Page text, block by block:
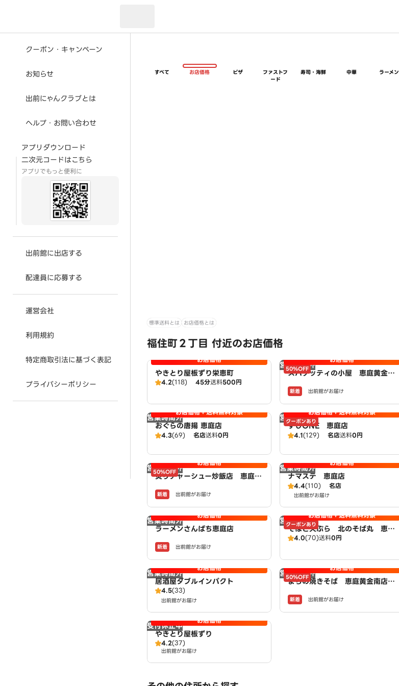
クーポン・キャンペーン
お知らせ
出前にゃんクラブとは
ヘルプ・お問い合わせ
アプリダウンロード
二次元コードはこちら
アプリでもっと便利に
出前館に出店する
配達員に応募する
運営会社
利用規約
特定商取引法に基づく表記
プライバシーポリシー
すべて お店価格 ピザ
ファストフ
ード
寿司・海鮮 中華 ラーメン
標準送料とは お店価格とは
福住町２丁目 付近のお店価格
お店価格
やきとり屋板ずり栄恵町
4.2(118) 45分送料500円
営業時間外
50%OFF
お店価格
スパゲッティの小屋 恵庭黄金南
新着 出前館がお届け
営業時間外お店価格＋送料無料対象
おぐらの唐揚 恵庭店
4.3(69) 名店送料0円
営業時間外
クーポンあり
お店価格＋送料無料対象
すしONE 恵庭店
4.1(129) 名店送料0円
営業時間外
50%OFF
お店価格
炙りチャーシュー炒飯店 恵庭黄
N新着 出前館がお届け
営業時間外 お店価格
ナマステ 恵庭店
4.4(110) 名店
出前館がお届け
営業時間外 お店価格
ラーメンさんぱち恵庭店
新着 出前館がお届け
営業時間外
クーポンあり
お店価格＋送料無料対象
そばと天ぷら 北のそば丸 恵庭
店4.0(70)送料0円
営業時間外 お店価格
居酒屋ダブルインパクト
4.5(33)
出前館がお届け
営業時間外
50%OFF
お店価格
まちの焼きそば 恵庭黄金南店
新着 出前館がお届け
受付休止中 お店価格
やきとり屋板ずり
4.2(37)
出前館がお届け